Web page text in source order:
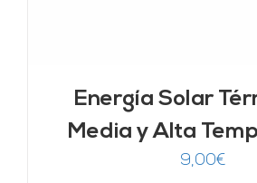
Energía Solar
Media y Alta
9,00€